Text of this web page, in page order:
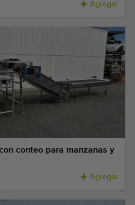
Agregar
conteo para manzanas y
Agregar